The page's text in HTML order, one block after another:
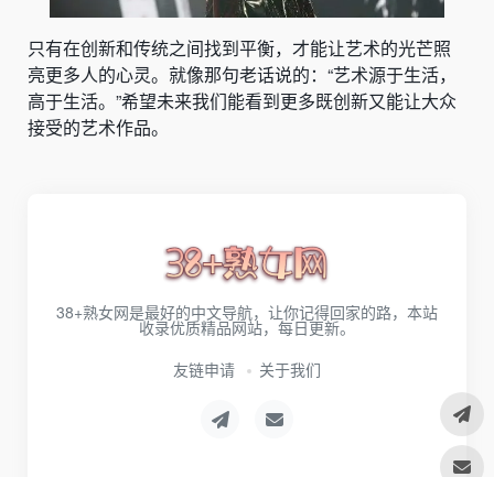
只有在创新和传统之间找到平衡，才能让艺术的光芒照
亮更多人的心灵。就像那句老话说的：“艺术源于生活，
高于生活。”希望未来我们能看到更多既创新又能让大众
接受的艺术作品。
38+熟女网是最好的中文导航，让你记得回家的路，本站
收录优质精品网站，每日更新。
友链申请
关于我们